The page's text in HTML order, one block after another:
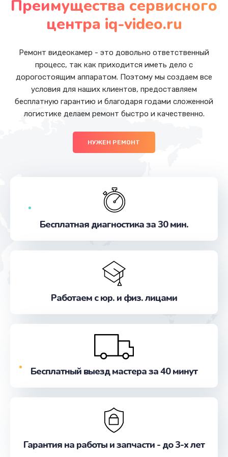
Заказать
от 490 руб.
Заказать
Замена передней камеры
от 490 руб.
Замена полифонического динамика
Замена антенны
от 390 руб.
Заказать
Замена стекла
от 990 руб.
Заказать
от 2500 руб.
Заказать
Замена звуковой карты
от 1100 руб.
Заказать
Замена шим-контроллера
от 3900 руб.
Преимущества сервисного
центра iq-video.ru
Ремонт видеокамер - это довольно ответственный
процесс, так как приходится иметь дело с
дорогостоящим аппаратом. Поэтому мы создаем все
условия для наших клиентов, предоставляем
бесплатную гарантию и благодаря годами сложенной
логистике делаем ремонт быстро и качественно.
НУЖЕН РЕМОНТ
Бесплатная диагностика за 30 мин.
Работаем с юр. и физ. лицами
Бесплатный выезд мастера за 40 минут
Гарантия на работы и запчасти - до 3-х лет